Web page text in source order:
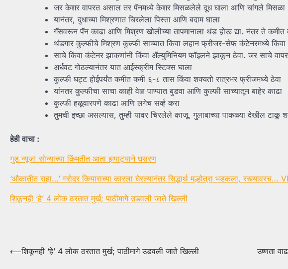
जर केशर वापरत असाल तर पॅनमध्ये केशर मिसळलेले दूध घाला आणि चांगले मिसळा
यानंतर, दुधाच्या मिश्रणात चिरलेला पिस्ता आणि बदाम घाला
गॅसवरून पॅन काढा आणि मिश्रण खोलीच्या तापमानाला थंड होऊ द्या. नंतर ते
थंडगार कुल्फीचे मिश्रण कुल्फी साच्यात किंवा लहान फ्रीजर-सेफ कंटेनरमध्ये
साचे किंवा कंटेनर झाकणांनी किंवा ॲल्युमिनियम फॉइलने झाकून ठेवा. जर साचे
अर्धवट गोठल्यानंतर यात आईस्क्रीम स्टिक्स घाला
कुल्फी घट्ट होईपर्यंत कमीत कमी ६-८ तास किंवा शक्यतो रात्रभर फ्रीजमध्ये ठेवा
यांनतर कुल्फीचा साचा काही वेळ पाण्यात बुडवा आणि कुल्फी साच्यातून बाहेर काढा
कुल्फी हळूवारपणे काढा आणि लगेच सर्व्ह करा
तुमची इच्छा असल्यास, तुम्ही यावर चिरलेले काजू, गुलाबाच्या पाकळ्या देखील टाकू
हेही वाचा :
गुड न्यूज! सोन्याच्या किंमतीत आता झपाट्याने घसरण
‘औकातीत राहा…’ गरोदर कियाराच्या कारला घेरल्यानंतर सिद्धार्थ मल्होत्रा भडकला, रस्त्यावरच…
शिकूनही ‘हे’ 4 लोक ठरतात मुर्ख; पाठीमागे उडवली जाते खिल्ली
Post
⟵शिकूनही ‘हे’ 4 लोक ठरतात मुर्ख; पाठीमागे उडवली जाते खिल्ली
उष्णता